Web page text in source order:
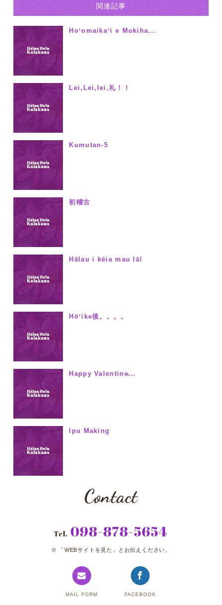
関連記事
Hoʻomaikaʻi e Mokiha...
Lei,Lei,lei,礼！！
Kumutan-5
初稽古
Hālau i kēia mau lā!
Hōʻike後。。。。
Happy Valentine̵...
Ipu Making
Contact
Tel. 098-878-5654
「WEBサイトを見た」とお伝えください。
MAIL FORM FACEBOOK